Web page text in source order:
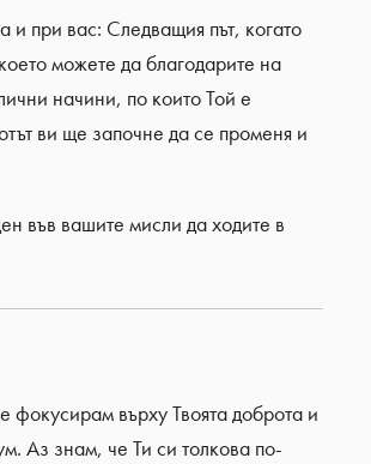
при вас: Следващия път, когато
можете да благодарите на
начини, по които Той е
ви ще започне да се променя и
във вашите мисли да ходите в
фокусирам върху Твоята доброта и
Аз знам, че Ти си толкова по-